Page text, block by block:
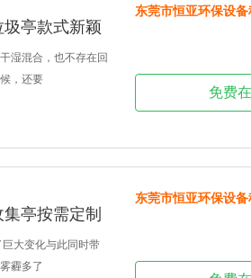
亭款式新颖
湿混合，也不存在回
，还要
东莞市恒亚环保设
免费
亭按需定制
大变化与此同时带
霾多了
东莞市恒亚环保设